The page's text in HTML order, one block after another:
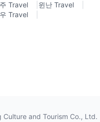
Travel 윈난 Travel
Travel
and Tourism Co., Ltd.